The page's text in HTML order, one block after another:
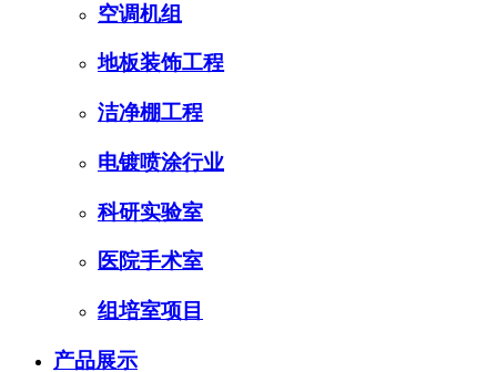
空调机组
地板装饰工程
洁净棚工程
电镀喷涂行业
科研实验室
医院手术室
组培室项目
产品展示